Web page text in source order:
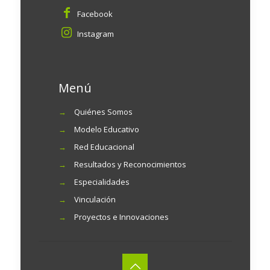
Facebook
Instagram
Menú
→
Quiénes Somos
→
Modelo Educativo
→
Red Educacional
→
Resultados y Reconocimientos
→
Especialidades
→
Vinculación
→
Proyectos e Innovaciones